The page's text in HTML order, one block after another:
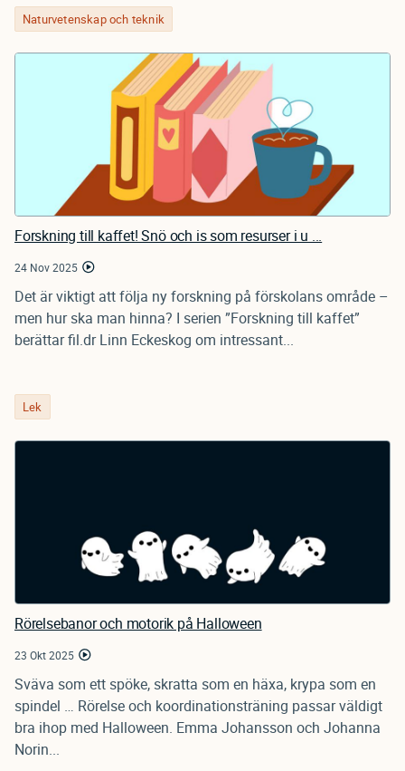
Naturvetenskap och teknik
Forskning till kaffet! Snö och is som resurser i u ...
24 Nov 2025
Det är viktigt att följa ny forskning på förskolans område –
men hur ska man hinna? I serien ”Forskning till kaffet”
berättar fil.dr Linn Eckeskog om intressant...
Lek
Rörelsebanor och motorik på Halloween
23 Okt 2025
Sväva som ett spöke, skratta som en häxa, krypa som en
spindel … Rörelse och koordinationsträning passar väldigt
bra ihop med Halloween. Emma Johansson och Johanna
Norin...